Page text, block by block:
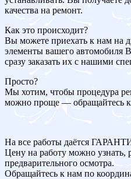
качества на ремонт.
Как это происходит?
Вы можете приехать к нам на
элементы вашего автомобиля
сразу заказать их с нашими
Просто?
Мы хотим, чтобы процедура
можно проще — обращайтесь
На все работы даётся
Цену на работу можно узнать,
предварительного осмотра.
Обращайтесь к нам по